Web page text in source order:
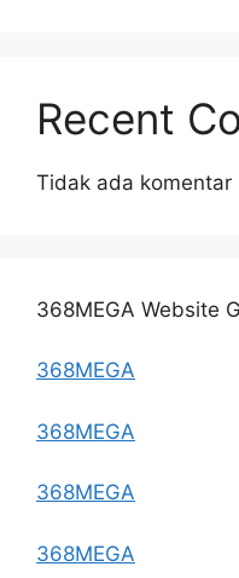
Recent
Tidak ada
368MEGA Website
368MEGA
368MEGA
368MEGA
368MEGA